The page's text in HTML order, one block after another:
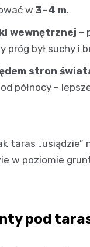
w 3–4 m.
wewnętrznej –
próg był suchy i
stron
północy –
taras
w poziomie
pod